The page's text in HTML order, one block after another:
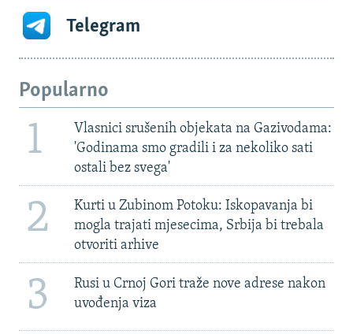
Telegram
Popularno
1
Vlasnici srušenih objekata na Gazivodama:
'Godinama smo gradili i za nekoliko sati
ostali bez svega'
2
Kurti u Zubinom Potoku: Iskopavanja bi
mogla trajati mjesecima, Srbija bi trebala
otvoriti arhive
3
Rusi u Crnoj Gori traže nove adrese nakon
uvođenja viza